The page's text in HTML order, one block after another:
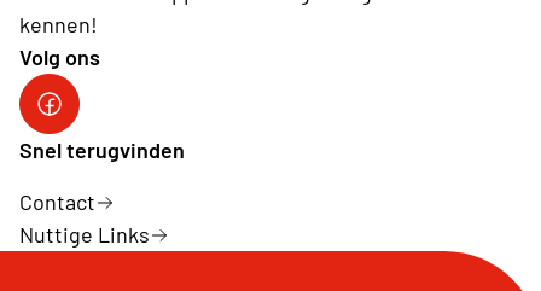
kennen!
Volg ons
Facebook
Snel terugvinden
Contact
Nuttige Links